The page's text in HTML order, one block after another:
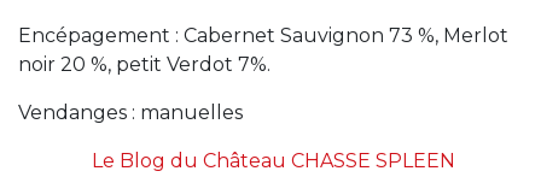
Encépagement : Cabernet Sauvignon 73 %, Merlot
noir 20 %, petit Verdot 7%.
Vendanges : manuelles
Le Blog du Château CHASSE SPLEEN